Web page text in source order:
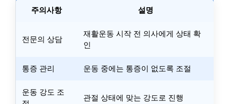
주의사항 설명
전문의 상담
재활운동 시작 전 의사에게 상태 확
인
통증 관리 운동 중에는 통증이 없도록 조절
운동 강도 조
관절 상태에 맞는 강도로 진행